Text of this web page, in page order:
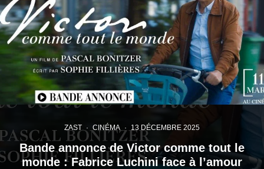
ZAST · CINÉMA · 13 DÉCEMBRE 2025
Bande annonce de Victor comme tout le
monde : Fabrice Luchini face à l’amour